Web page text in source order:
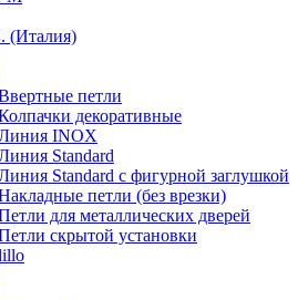
(Италия)
петли
декоративные
INOX
Standard
Standard с фигурной заглушкой
петли (без врезки)
для металлических дверей
скрытой установки